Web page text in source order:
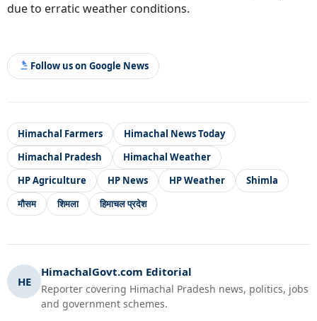
due to erratic weather conditions.
Follow us on Google News
Himachal Farmers
Himachal News Today
Himachal Pradesh
Himachal Weather
HP Agriculture
HP News HP Weather
Shimla
मौसम
शिमला हिमाचल प्रदेश
HE
HimachalGovt.com Editorial
Reporter covering Himachal Pradesh news, politics, jobs
and government schemes.